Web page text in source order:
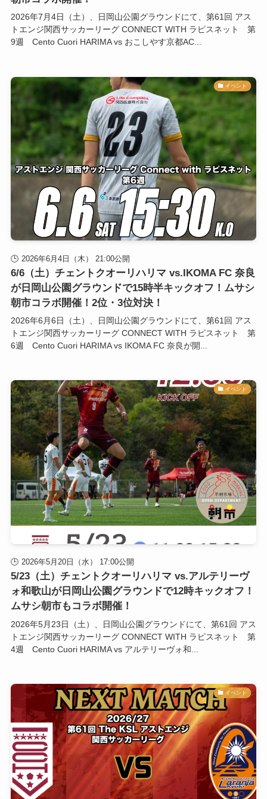
2026年7月4日（土）、日岡山公園グラウンドにて、第61回 アス
トエンジ関西サッカーリーグ CONNECT WITH ラピスネット 第
9週 Cento Cuori HARIMA vs おこしやす京都AC...
イベント
2026年6月4日（木） 21:00公開
6/6（土）チェントクオーリハリマ vs.IKOMA FC 奈良
が日岡山公園グラウンドで15時半キックオフ！ムサシ
朝市コラボ開催！2位・3位対決！
2026年6月6日（土）、日岡山公園グラウンドにて、第61回 アス
トエンジ関西サッカーリーグ CONNECT WITH ラピスネット 第
6週 Cento Cuori HARIMA vs IKOMA FC 奈良が開...
イベント
2026年5月20日（水） 17:00公開
5/23（土）チェントクオーリハリマ vs.アルテリーヴ
ォ和歌山が日岡山公園グラウンドで12時キックオフ！
ムサシ朝市もコラボ開催！
2026年5月23日（土）、日岡山公園グラウンドにて、第61回 アス
トエンジ関西サッカーリーグ CONNECT WITH ラピスネット 第
4週 Cento Cuori HARIMA vs アルテリーヴォ和...
イベント